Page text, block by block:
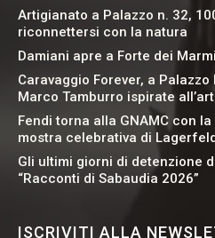
Artigianato a Palazzo n. 32,
riconnettersi con la natura
Damiani apre a Forte dei Marmi
Caravaggio Forever, a
Marco Tamburro ispirate
Fendi torna alla GNAMC con
mostra celebrativa di
Gli ultimi giorni di detenzione
“Racconti di Sabaudia 2026”
ISCRIVITI ALLA